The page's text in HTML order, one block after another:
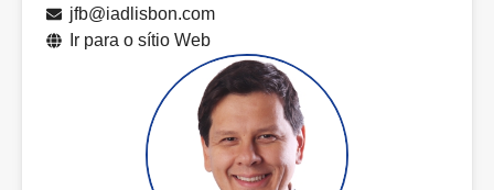
jfb@iadlisbon.com
Ir para o sítio Web